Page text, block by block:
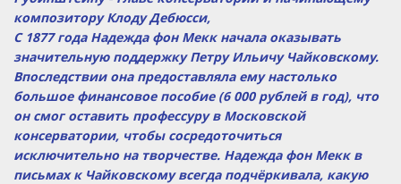
композитору Клоду Дебюсси,
С 1877 года Надежда фон Мекк начала оказывать
значительную поддержку Петру Ильичу Чайковскому.
Впоследствии она предоставляла ему настолько
большое финансовое пособие (6 000 рублей в год), что
он смог оставить профессуру в Московской
консерватории, чтобы сосредоточиться
исключительно на творчестве. Надежда фон Мекк в
письмах к Чайковскому всегда подчёркивала, какую